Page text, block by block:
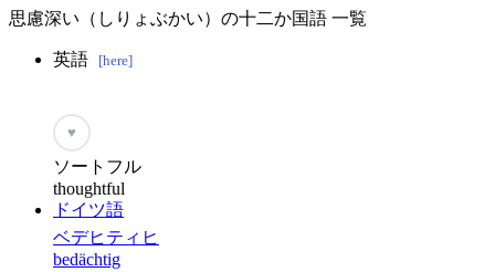
思慮深い（しりょぶかい）の十二か国語 一覧
英語 [here]
♥
ソートフル
thoughtful
ドイツ語
ベデヒティヒ
bedächtig